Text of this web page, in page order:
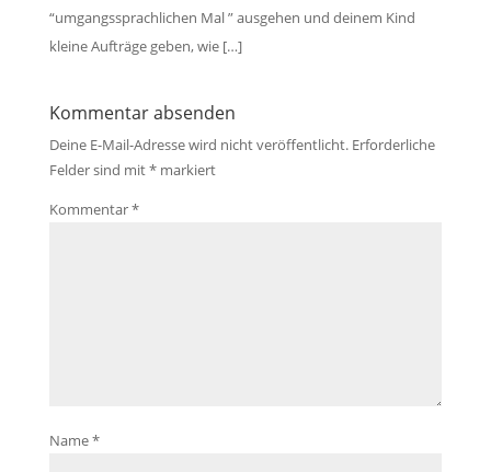
“umgangssprachlichen Mal ” ausgehen und deinem Kind
kleine Aufträge geben, wie […]
Kommentar absenden
Deine E-Mail-Adresse wird nicht veröffentlicht. Erforderliche
Felder sind mit*markiert
Kommentar*
Name*